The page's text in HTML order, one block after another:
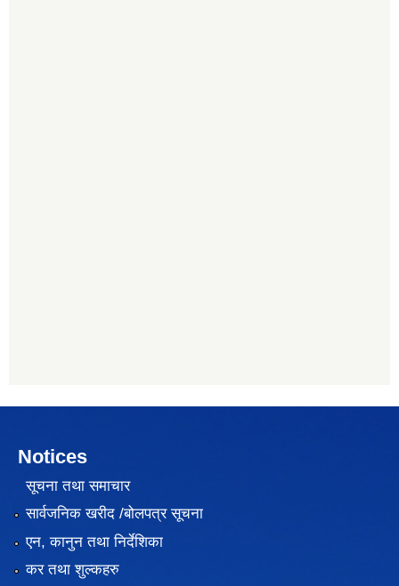
Notices
सूचना तथा समाचार
सार्वजनिक खरीद /बोलपत्र सूचना
एन, कानुन तथा निर्देशिका
कर तथा शुल्कहरु